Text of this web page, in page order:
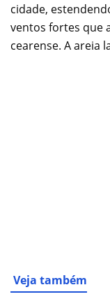
cidade,
ventos fortes que
cearense. A areia
Veja também